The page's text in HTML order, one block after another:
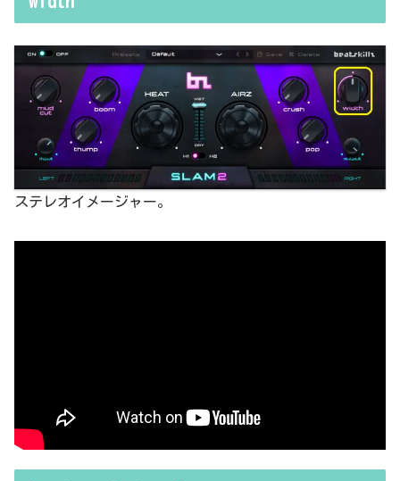
ステレオイメージャー。